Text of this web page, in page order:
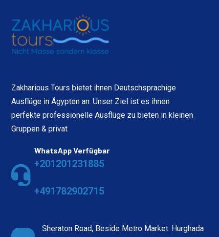
Zakharious Tours bietet ihnen Deutschsprachige
Ausflüge in Ägypten an. Unser Ziel ist es ihnen
perfekte professionelle Ausflüge zu bieten in kleinen
Gruppen & privat
WhatsApp Verfügbar
+201201231885
+491782902715
Sheraton Road, Beside Metro Market. Hurghada